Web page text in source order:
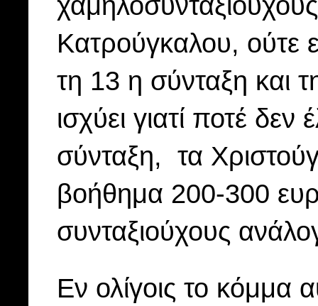
Κατρούγκαλου, ούτε
τη 13 η σύνταξη και
ισχύει γιατί ποτέ
σύνταξη, τα
βοήθημα 200-300
συνταξιούχους
Εν ολίγοις το κόμμα